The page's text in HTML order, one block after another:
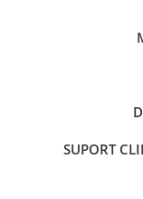
SUPORT